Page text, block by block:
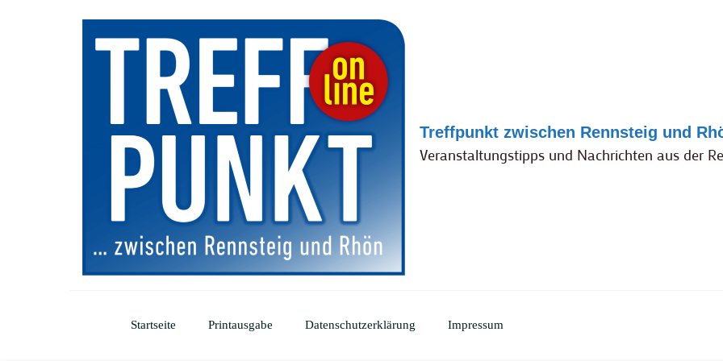
Treffpunkt zwischen Rennsteig und
Veranstaltungstipps und Nachrichten aus der
Startseite Printausgabe Datenschutzerklärung Impressum